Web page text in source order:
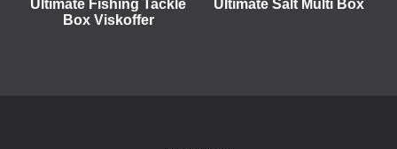
Ultimate Fishing Tackle
Box Viskoffer
Ultimate Salt Multi Box